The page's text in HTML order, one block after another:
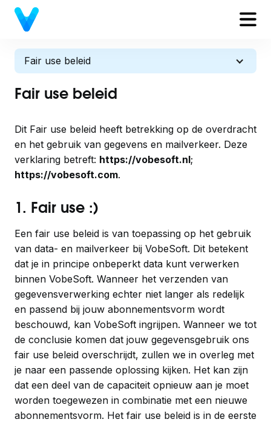
Fair use beleid
Fair use beleid
Dit Fair use beleid heeft betrekking op de overdracht
en het gebruik van gegevens en mailverkeer. Deze
verklaring betreft: https://vobesoft.nl;
https://vobesoft.com.
1. Fair use :)
Een fair use beleid is van toepassing op het gebruik
van data- en mailverkeer bij VobeSoft. Dit betekent
dat je in principe onbeperkt data kunt verwerken
binnen VobeSoft. Wanneer het verzenden van
gegevensverwerking echter niet langer als redelijk
en passend bij jouw abonnementsvorm wordt
beschouwd, kan VobeSoft ingrijpen. Wanneer we tot
de conclusie komen dat jouw gegevensgebruik ons
fair use beleid overschrijdt, zullen we in overleg met
je naar een passende oplossing kijken. Het kan zijn
dat een deel van de capaciteit opnieuw aan je moet
worden toegewezen in combinatie met een nieuwe
abonnementsvorm. Het fair use beleid is in de eerste